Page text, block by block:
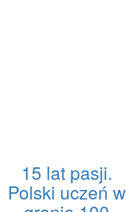
15 lat pasji.
Polski uczeń w